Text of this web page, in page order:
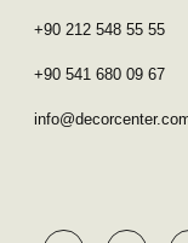
+90 212 548 55 55
+90 541 680 09 67